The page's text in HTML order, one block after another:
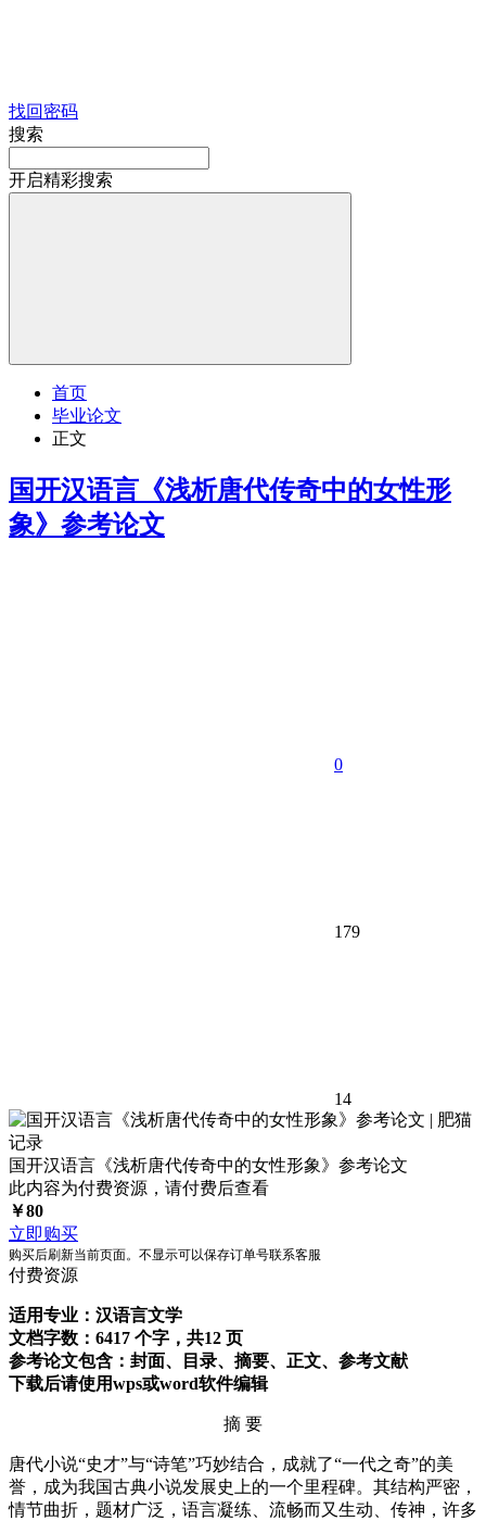
找回密码
搜索
开启精彩搜索
首页
毕业论文
正文
国开汉语言《浅析唐代传奇中的女性形
象》参考论文
0
179
14
国开汉语言《浅析唐代传奇中的女性形象》参考论文
此内容为付费资源，请付费后查看
￥80
立即购买
购买后刷新当前页面。不显示可以保存订单号联系客服
付费资源
适用专业：汉语言文学
文档字数：6417 个字，共12 页
参考论文包含：封面、目录、摘要、正文、参考文献
下载后请使用wps或word软件编辑
摘 要
唐代小说“史才”与“诗笔”巧妙结合，成就了“一代之奇”的美
誉，成为我国古典小说发展史上的一个里程碑。其结构严密，
情节曲折，题材广泛，语言凝练、流畅而又生动、传神，许多